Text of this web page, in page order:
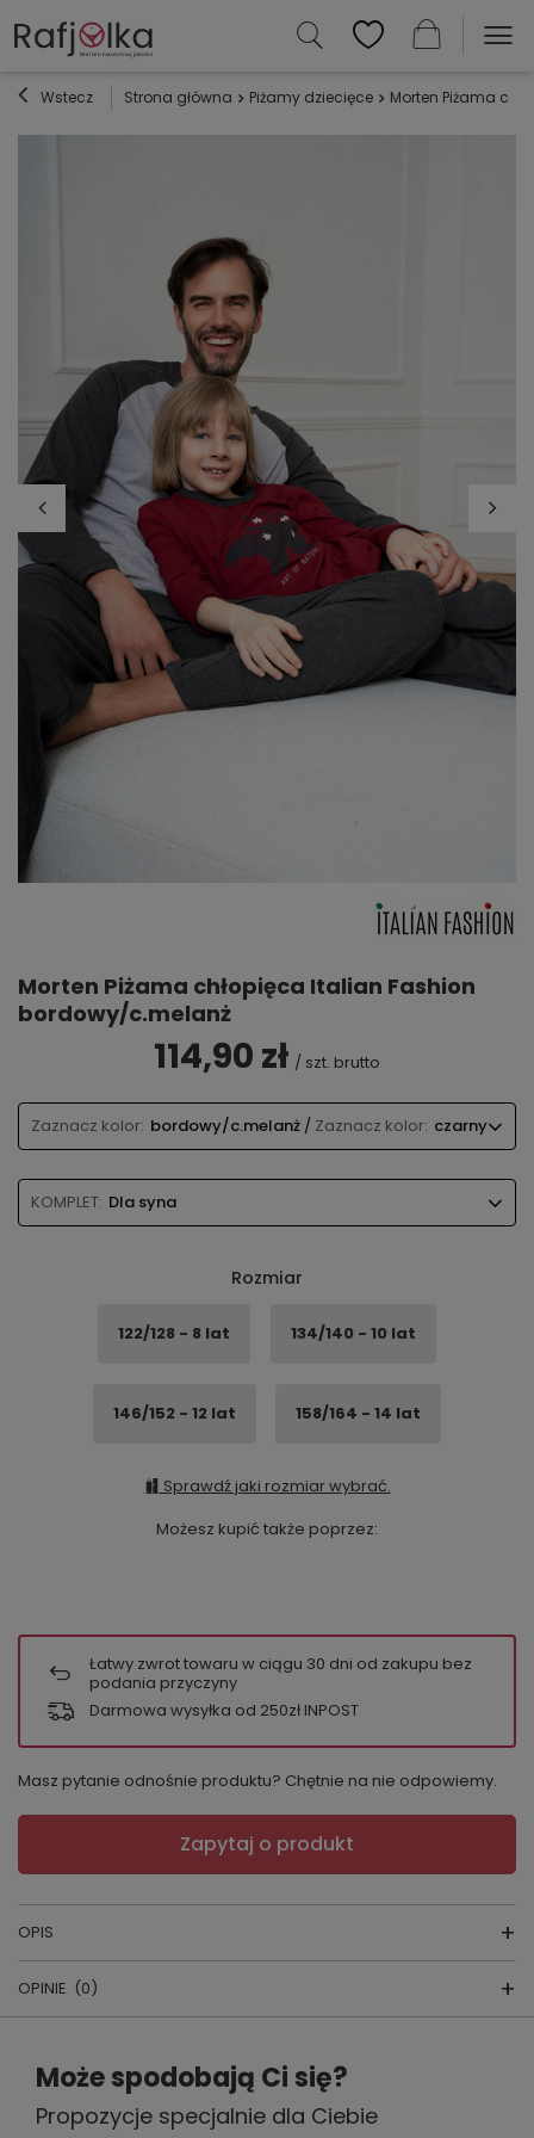
Wstecz Strona główna Piżamy dziecięce Morten Piżama
Morten Piżama chłopięca Italian Fashion
bordowy/c.melanż
114,90 zł / szt. brutto
Zaznacz kolor: bordowy/c.melanż / Zaznacz kolor: czarny
KOMPLET: Dla syna
Rozmiar
122/128 - 8 lat 134/140 - 10 lat
146/152 - 12 lat 158/164 - 14 lat
Sprawdź jaki rozmiar wybrać.
Możesz kupić także poprzez:
Łatwy zwrot towaru w ciągu 30 dni od zakupu bez
podania przyczyny
Darmowa wysyłka od 250zł INPOST
Masz pytanie odnośnie produktu? Chętnie na nie odpowiemy.
Zapytaj o produkt
OPIS
Piżamka dziecięca
zielony, czerwony
OPINIE (0)
Napisz swoją opinię
Twoja ocena:
Może spodobają Ci się?
Propozycje specjalnie dla Ciebie